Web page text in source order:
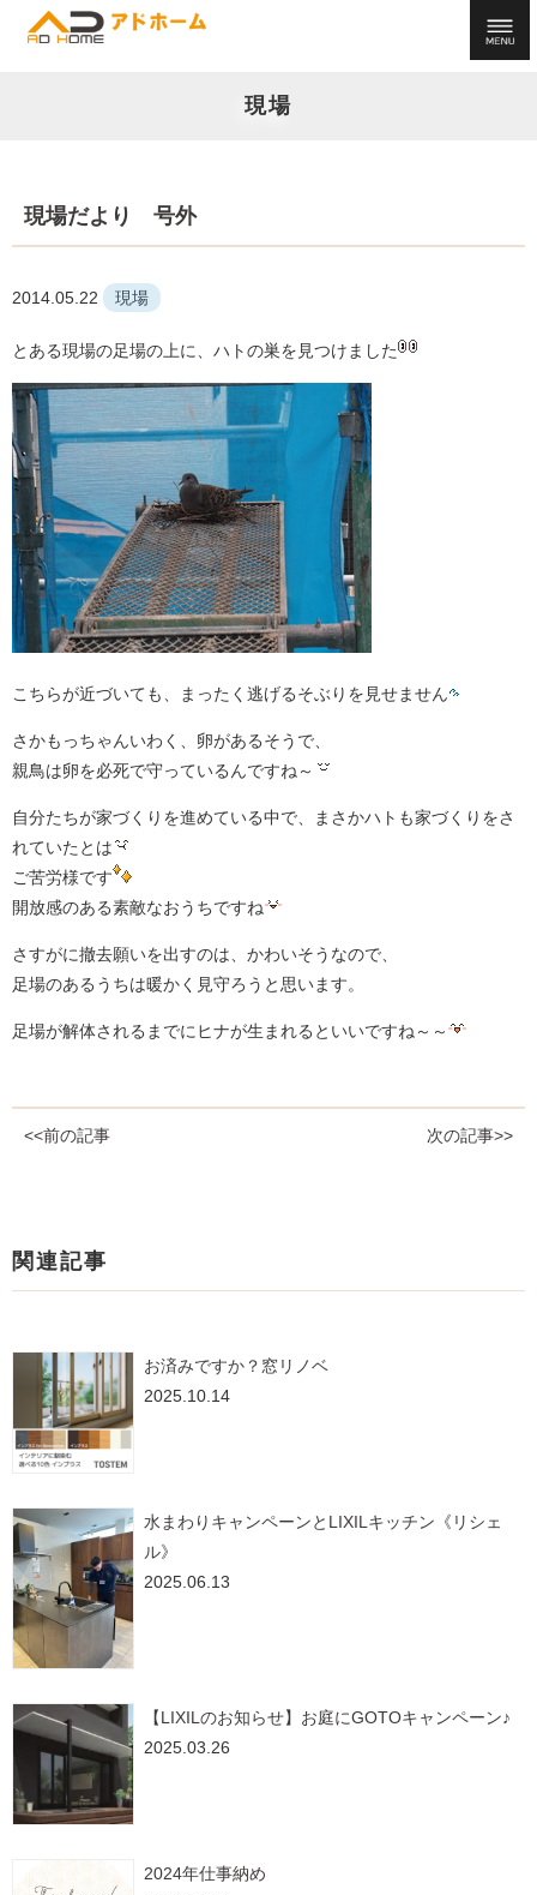
現場
現場だより 号外
2014.05.22 現場
とある現場の足場の上に、ハトの巣を見つけました
こちらが近づいても、まったく逃げるそぶりを見せません
さかもっちゃんいわく、卵があるそうで、
親鳥は卵を必死で守っているんですね～
自分たちが家づくりを進めている中で、まさかハトも家づくりをさ
れていたとは
ご苦労様です
開放感のある素敵なおうちですね
さすがに撤去願いを出すのは、かわいそうなので、
足場のあるうちは暖かく見守ろうと思います。
足場が解体されるまでにヒナが生まれるといいですね～～
<<前の記事 次の記事>>
関連記事
お済みですか？窓リノベ
2025.10.14
水まわりキャンペーンとLIXILキッチン《リシェ
ル》
2025.06.13
【LIXILのお知らせ】お庭にGOTOキャンペーン♪
2025.03.26
2024年仕事納め